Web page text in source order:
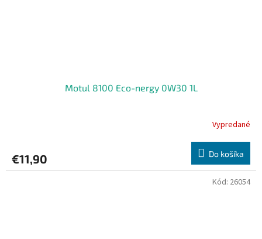
Motul 8100 Eco-nergy 0W30 1L
Vypredané
€11,90 Do košíka
Kód: 26054